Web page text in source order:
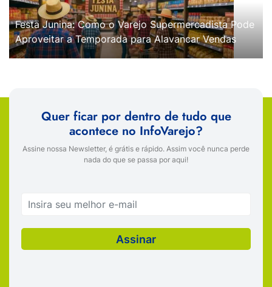
Festa Junina: Como o Varejo Supermercadista Pode
Aproveitar a Temporada para Alavancar Vendas
Quer ficar por dentro de tudo que
acontece no InfoVarejo?
Assine nossa Newsletter, é grátis e rápido. Assim você nunca perde
nada do que se passa por aqui!